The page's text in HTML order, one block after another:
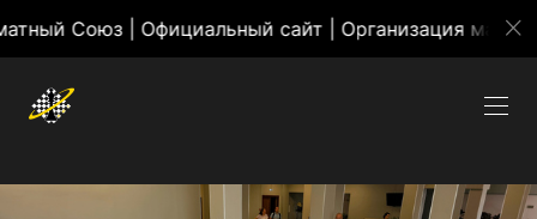
| Официальный сайт | Организация массовых